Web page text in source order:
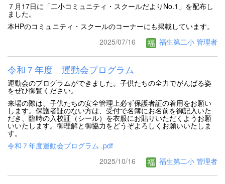
７月17日に「二小コミュニティ・スクールだよりNo.1」を配布し
ました。
本HPのコミュニティ・スクールのコーナーにも掲載しています。
2025/07/16
福生第二小 管理者
令和７年度 運動会プログラム
運動会のプログラムができました。子供たちの全力でがんばる姿
をぜひ御覧ください。
来場の際は、子供たちの安全管理上必ず保護者証の着用をお願い
します。保護者証のない方は、受付で名簿にお名前を御記入いた
だき、臨時の入校証（シール）を衣服にお貼りいただくようお願
いいたします。御理解と御協力をどうぞよろしくお願いいたしま
す。
令和７年度運動会プログラム .pdf
2025/10/16
福生第二小 管理者